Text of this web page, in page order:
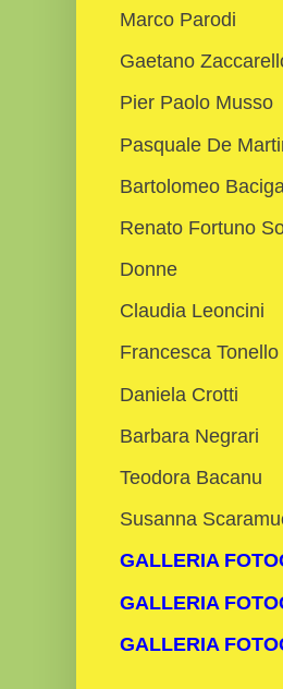
Marco Parodi
Gaetano
Pier Paolo Musso
Pasquale De
Bartolomeo
Renato Fortuno
Donne
Claudia Leoncini
Francesca Tonello
Daniela Crotti
Barbara Negrari
Teodora Bacanu
Susanna
GALLERIA
GALLERIA
GALLERIA